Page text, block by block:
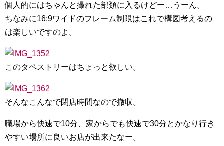
個人的にはちゃんと撮れた部類に入るけどー…うーん。
ちなみに16:9ワイドのフレーム制限はこれで構図考えるの
は楽しいですのよ。
このタペストリーはちょっと欲しい。
そんなこんなで閉店時間なので撤収。
職場から快速で10分、家からでも快速で30分とかなり行き
やすい場所に良いお店が出来たなー。